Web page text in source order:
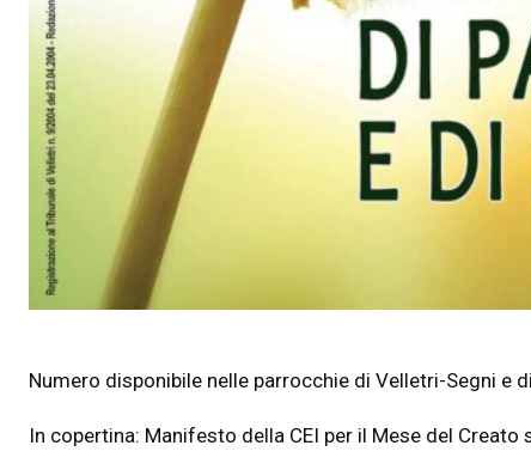
Numero disponibile nelle parrocchie di Velletri-Segni e
In copertina: Manifesto della CEI per il Mese del